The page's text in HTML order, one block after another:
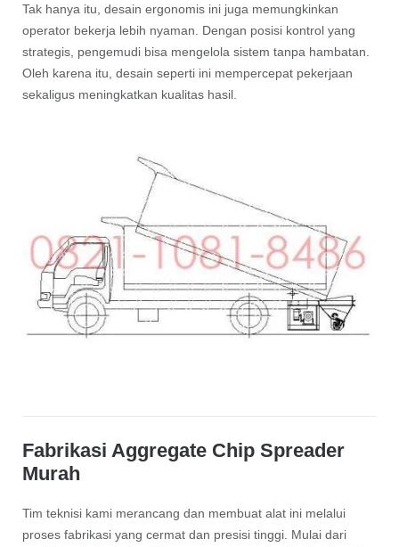
Tak hanya itu, desain ergonomis ini juga memungkinkan
operator bekerja lebih nyaman. Dengan posisi kontrol yang
strategis, pengemudi bisa mengelola sistem tanpa hambatan.
Oleh karena itu, desain seperti ini mempercepat pekerjaan
sekaligus meningkatkan kualitas hasil.
Fabrikasi Aggregate Chip Spreader
Murah
Tim teknisi kami merancang dan membuat alat ini melalui
proses fabrikasi yang cermat dan presisi tinggi. Mulai dari